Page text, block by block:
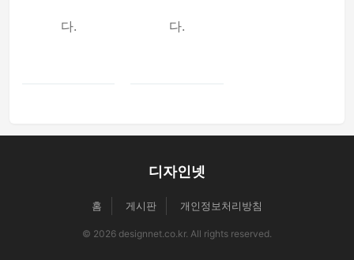
다. 다.
디자인넷
홈 게시판 개인정보처리방침
© 2026 designnet.co.kr. All rights reserved.